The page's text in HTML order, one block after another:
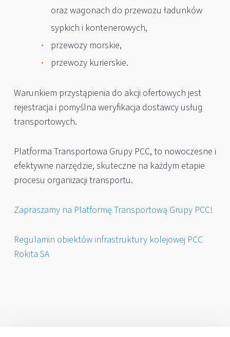
oraz wagonach do przewozu ładunków
sypkich i kontenerowych,
przewozy morskie,
przewozy kurierskie.
Warunkiem przystąpienia do akcji ofertowych jest
rejestracja i pomyślna weryfikacja dostawcy usług
transportowych.
Platforma Transportowa Grupy PCC, to nowoczesne i
efektywne narzędzie, skuteczne na każdym etapie
procesu organizacji transportu.
Zapraszamy na Platformę Transportową Grupy PCC!
Regulamin obiektów infrastruktury kolejowej PCC
Rokita SA